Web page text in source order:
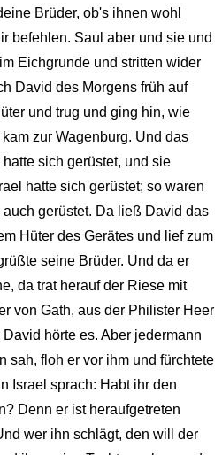
Brüder, ob's ihnen wohl
befehlen. Saul aber und sie und
Eichgrunde und stritten wider
David des Morgens früh auf
und trug und ging hin, wie
zur Wagenburg. Und das
sich gerüstet, und sie
hatte sich gerüstet; so waren
gerüstet. Da ließ David das
Hüter des Gerätes und lief zum
seine Brüder. Und da er
da trat herauf der Riese mit
von Gath, aus der Philister Heer
hörte es. Aber jedermann
sah, floh er vor ihm und fürchtete
Israel sprach: Habt ihr den
Denn er ist heraufgetreten
wer ihn schlägt, den will der